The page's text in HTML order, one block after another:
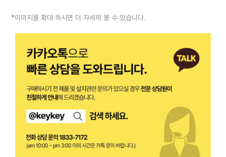
*이미지를 확대 하시면 더 자세히 볼 수 있습니다.